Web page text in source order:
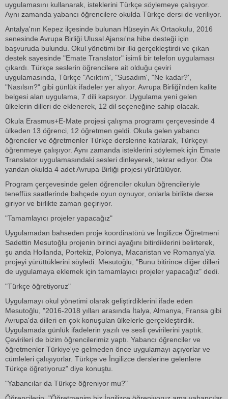
uygulamasını kullanarak, isteklerini Türkçe söylemeye çalışıyor.
Aynı zamanda yabancı öğrencilere okulda Türkçe dersi de veriliyor.
Antalya'nın Kepez ilçesinde bulunan Hüseyin Ak Ortaokulu, 2016
senesinde Avrupa Birliği Ulusal Ajansı'na hibe desteği için
başvuruda bulundu. Okul yönetimi bir ilki gerçekleştirdi ve çıkan
destek sayesinde "Emate Translator" isimli bir telefon uygulaması
çıkardı. Türkçe seslerin öğrencilere ait olduğu çeviri
uygulamasında, Türkçe "Acıktım', "Susadım', "Ne kadar?',
"Nasılsın?" gibi günlük ifadeler yer alıyor. Avrupa Birliği'nden kalite
belgesi alan uygulama, 7 dili kapsıyor. Uygulama yeni gelen
ülkelerin dilleri de eklenerek, 12 dil seçeneğine sahip olacak.
Okula Erasmus+E-Mate projesi çalışma programı çerçevesinde 4
ülkeden 13 öğrenci, 12 öğretmen geldi. Okula gelen yabancı
öğrenciler ve öğretmenler Türkçe derslerine katılarak, Türkçeyi
öğrenmeye çalışıyor. Aynı zamanda isteklerini söylemek için Emate
Translator uygulamasındaki sesleri dinleyerek, tekrar ediyor. Öte
yandan okulda 4 adet Avrupa Birliği projesi yürütülüyor.
Program çerçevesinde gelen öğrenciler okulun öğrencileriyle
teneffüs saatlerinde bahçede oyun oynuyor, onlarla birlikte derse
giriyor ve birlikte zaman geçiriyor.
"Tamamlayıcı projeler yapacağız"
Uygulamadan bahseden proje koordinatörü ve İngilizce Öğretmeni
Sadettin Mesutoğlu projenin birinci ayağını bitirdiklerini belirterek,
şu anda Hollanda, Portekiz, Polonya, Macaristan ve Romanya'yla
projeyi yürüttüklerini söyledi. Mesutoğlu, "Bunu bitirince diğer dilleri
de uygulamaya eklemek için tamamlayıcı projeler yapacağız" dedi.
"Türkçe öğretiyoruz"
Uygulamayı okul yönetimi olarak geliştirdiklerini ifade eden
Mesutoğlu, "2016-2018 yılları arasında İtalya, Almanya, Fransa gibi
Avrupa'da dilleri en çok konuşulan ülkelerle gerçekleştirdik.
Uygulamada günlük ifadelerin yazılı ve sesli çevirilerini yaptık.
Çevirileri de bizim öğrencilerimiz yaptı. Yabancı öğrenciler ve
öğretmenler Türkiye'ye gelmeden önce uygulamayı açıyorlar ve
cümleleri çalışıyorlar. Türkçe ve İngilizce derslerine gelenlere
Türkçe öğretiyoruz" diye konuştu.
"Yabancılar da Türkçe öğreniyor mu?"